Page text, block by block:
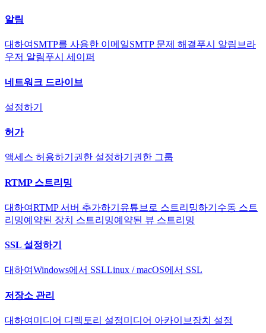
알림
대하여 SMTP를 사용한 이메일SMTP 문제 해결푸시 알림 브라
우저 알림푸시 세이퍼
네트워크 드라이브
설정하기
허가
액세스 허용하기 권한 설정하기 권한 그룹
RTMP 스트리밍
대하여RTMP 서버 추가하기 유튜브로 스트리밍하기 수동 스트
리밍예약된 장치 스트리밍예약된 뷰 스트리밍
SSL 설정하기
대하여Windows에서 SSLLinux / macOS에서 SSL
저장소 관리
대하여 미디어 디렉토리 설정미디어 아카이브 장치 설정